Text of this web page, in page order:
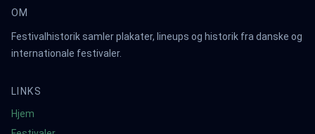
OM
Festivalhistorik samler plakater, lineups og historik fra danske og
internationale festivaler.
LINKS
Hjem